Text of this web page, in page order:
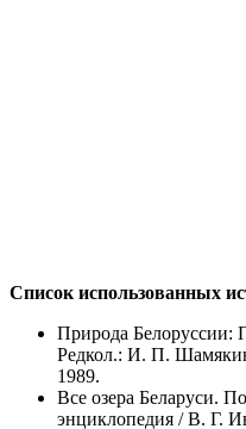
Список использованных
Природа Белоруссии:
Редкол.: И. П.
1989.
Все озера Беларуси.
энциклопедия / В. Г.